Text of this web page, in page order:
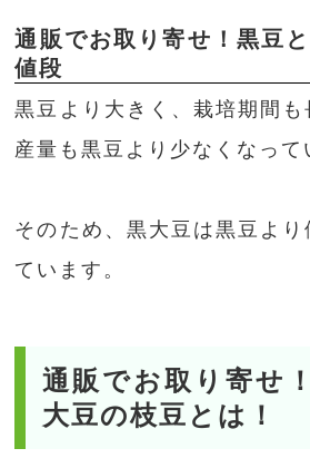
通販でお取り寄せ！黒豆
値段
黒豆より大きく、栽培期間も
産量も黒豆より少なくなって
そのため、黒大豆は黒豆よ
ています。
通販でお取り寄せ
大豆の枝豆とは！